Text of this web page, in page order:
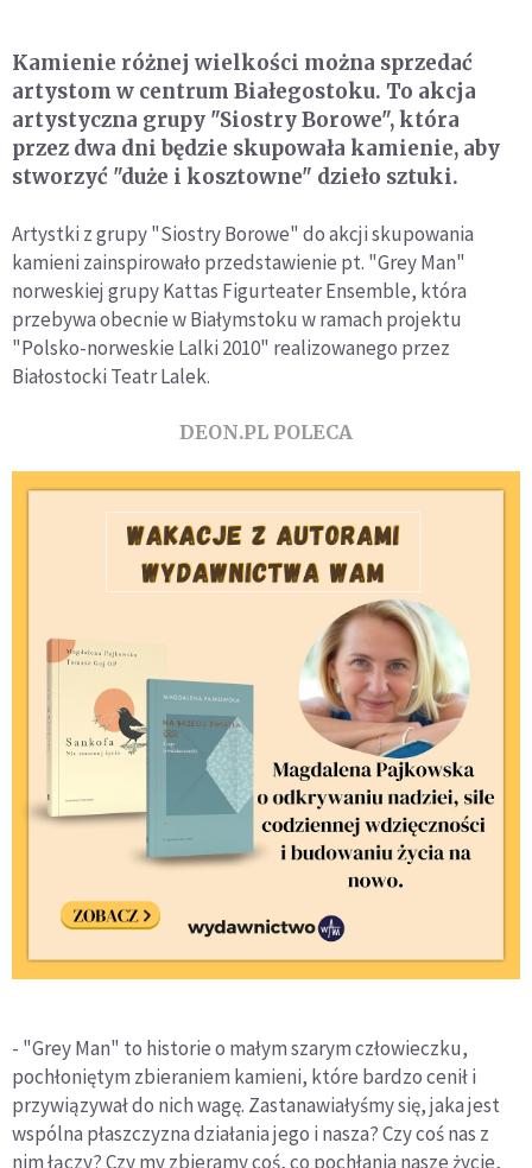
Kamienie różnej wielkości można sprzedać
artystom w centrum Białegostoku. To akcja
artystyczna grupy "Siostry Borowe", która
przez dwa dni będzie skupowała kamienie, aby
stworzyć "duże i kosztowne" dzieło sztuki.
Artystki z grupy "Siostry Borowe" do akcji skupowania
kamieni zainspirowało przedstawienie pt. "Grey Man"
norweskiej grupy Kattas Figurteater Ensemble, która
przebywa obecnie w Białymstoku w ramach projektu
"Polsko-norweskie Lalki 2010" realizowanego przez
Białostocki Teatr Lalek.
DEON.PL POLECA
- "Grey Man" to historie o małym szarym człowieczku,
pochłoniętym zbieraniem kamieni, które bardzo cenił i
przywiązywał do nich wagę. Zastanawiałyśmy się, jaka jest
wspólna płaszczyzna działania jego i nasza? Czy coś nas z
nim łączy? Czy my zbieramy coś, co pochłania nasze życie,